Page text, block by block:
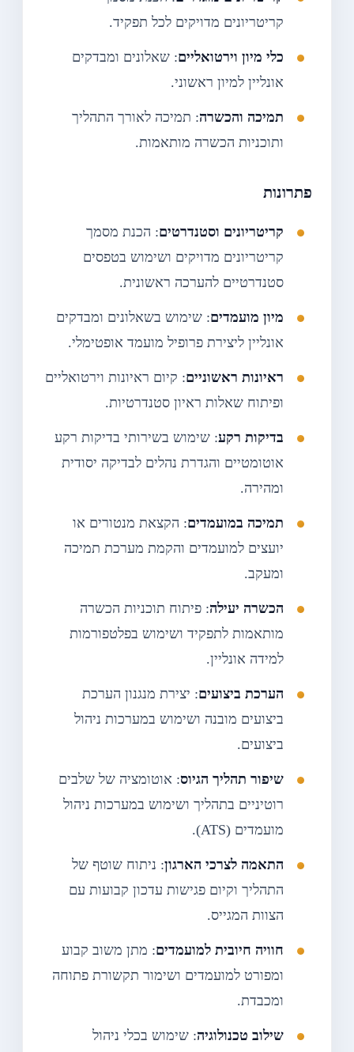
קריטריונים מדויקים לכל תפקיד.
כלי מיון וירטואליים: שאלונים ומבדקים
אונליין למיון ראשוני.
תמיכה והכשרה: תמיכה לאורך התהליך
ותוכניות הכשרה מותאמות.
פתרונות
קריטריונים וסטנדרטים: הכנת מסמך
קריטריונים מדויקים ושימוש בטפסים
סטנדרטיים להערכה ראשונית.
מיון מועמדים: שימוש בשאלונים ומבדקים
אונליין ליצירת פרופיל מועמד אופטימלי.
ראיונות ראשוניים: קיום ראיונות וירטואליים
ופיתוח שאלות ראיון סטנדרטיות.
בדיקות רקע: שימוש בשירותי בדיקות רקע
אוטומטיים והגדרת נהלים לבדיקה יסודית
ומהירה.
תמיכה במועמדים: הקצאת מנטורים או
יועצים למועמדים והקמת מערכת תמיכה
ומעקב.
הכשרה יעילה: פיתוח תוכניות הכשרה
מותאמות לתפקיד ושימוש בפלטפורמות
למידה אונליין.
הערכת ביצועים: יצירת מנגנון הערכת
ביצועים מובנה ושימוש במערכות ניהול
ביצועים.
שיפור תהליך הגיוס: אוטומציה של שלבים
רוטיניים בתהליך ושימוש במערכות ניהול
מועמדים (ATS).
התאמה לצרכי הארגון: ניתוח שוטף של
התהליך וקיום פגישות עדכון קבועות עם
הצוות המגייס.
חוויה חיובית למועמדים: מתן משוב קבוע
ומפורט למועמדים ושימור תקשורת פתוחה
ומכבדת.
שילוב טכנולוגיה: שימוש בכלי ניהול